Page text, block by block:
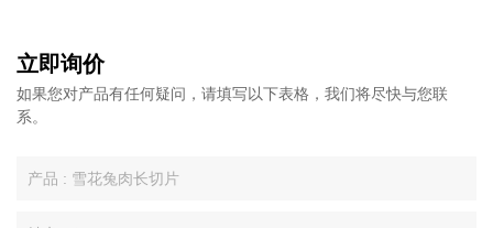
立即询价
如果您对产品有任何疑问，请填写以下表格，我们将尽快与您联
系。